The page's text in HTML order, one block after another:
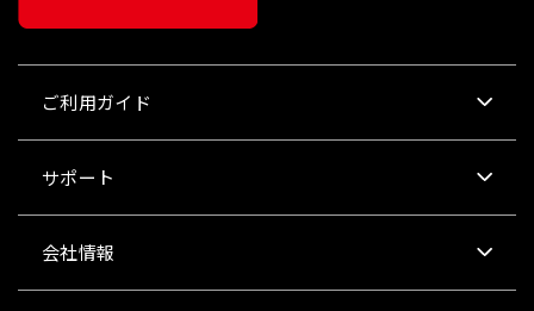
ご利用ガイド
サポート
会社情報